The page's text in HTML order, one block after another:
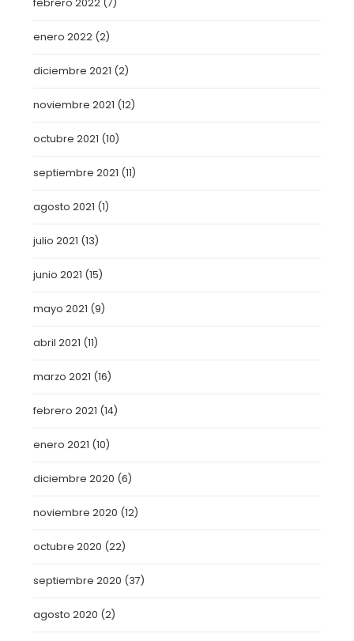
febrero 2022 (7)
enero 2022 (2)
diciembre 2021 (2)
noviembre 2021 (12)
octubre 2021 (10)
septiembre 2021 (11)
agosto 2021 (1)
julio 2021 (13)
junio 2021 (15)
mayo 2021 (9)
abril 2021 (11)
marzo 2021 (16)
febrero 2021 (14)
enero 2021 (10)
diciembre 2020 (6)
noviembre 2020 (12)
octubre 2020 (22)
septiembre 2020 (37)
agosto 2020 (2)